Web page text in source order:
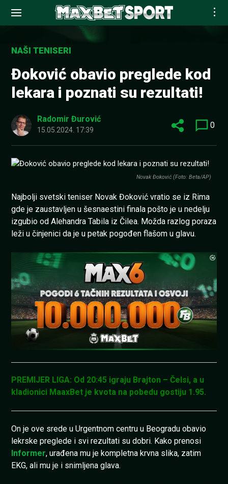
contentNAŠI TENISERI
Đoković obavio preglede kod
lekara i poznati su rezultati!
Radomir Đurović
15.05.2024. 17:39 0
Novak Đoković (Foto: Beta/AP)
Najbolji svetski teniser Novak Đoković vratio se iz Rima
gde je zaustavljen u šesnaestini finala pošto je u nedelju
izgubio od Alehandra Tabila iz Čilea. Možda razlog poraza
leži u činjenici da je u petak pogođen flašom u glavu.
PREMIJER LIGA: Od 20:45 igraju Brajton – Čelsi, a u
kladionici MaaxBet je kvota na pobedu gostiju 1.95.
On je ove srede u Urgentnom centru u Beogradu obavio
lekrske preglede i svi rezultati su dobri. Kako prenosi
Informer, urađena mu je kompletna krvna slika, zatim
EKG, ali mu je i snimljena glava.